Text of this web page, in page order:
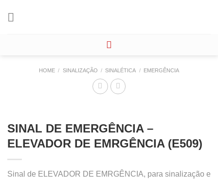
HOME / SINALIZAÇÃO / SINALÉTICA / EMERGÊNCIA
SINAL DE EMERGÊNCIA –
ELEVADOR DE EMRGÊNCIA (E509)
Sinal de ELEVADOR DE EMRGÊNCIA, para sinalização e